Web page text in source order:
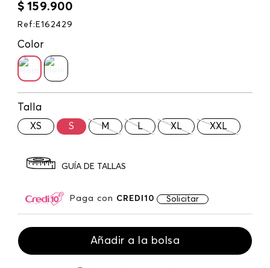
$ 159.900
Ref : E162429
Color
Talla
XS S M L XL XXL
GUÍA DE TALLAS
Paga con CREDI10 Solicitar
Añadir a la bolsa